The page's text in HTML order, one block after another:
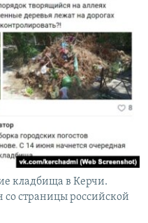
кладбища в Керчи.
страницы российской